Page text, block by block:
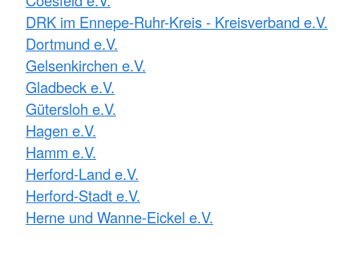
DRK im Ennepe-Ruhr-Kreis - Kreisverband e.V.
Dortmund e.V.
Gelsenkirchen e.V.
Gladbeck e.V.
Gütersloh e.V.
Hagen e.V.
Hamm e.V.
Herford-Land e.V.
Herford-Stadt e.V.
Herne und Wanne-Eickel e.V.